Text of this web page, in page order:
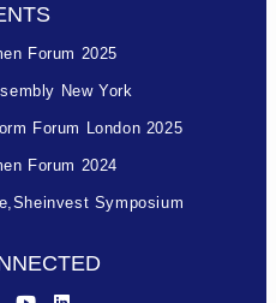
Forum 2025
New York
Forum London 2025
Forum 2024
Symposium